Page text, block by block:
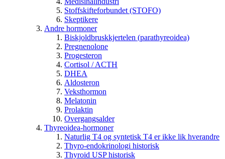
Stoffskifteforbundet (STOFO)
Skeptikere
Andre hormoner
Biskjoldbruskkjertelen (parathyreoidea)
Pregnenolone
Progesteron
Cortisol / ACTH
DHEA
Aldosteron
Veksthormon
Melatonin
Prolaktin
Overgangsalder
Thyreoidea-hormoner
Naturlig T4 og syntetisk T4 er ikke lik hverandre
Thyro-endokrinologi historisk
Thyroid USP historisk